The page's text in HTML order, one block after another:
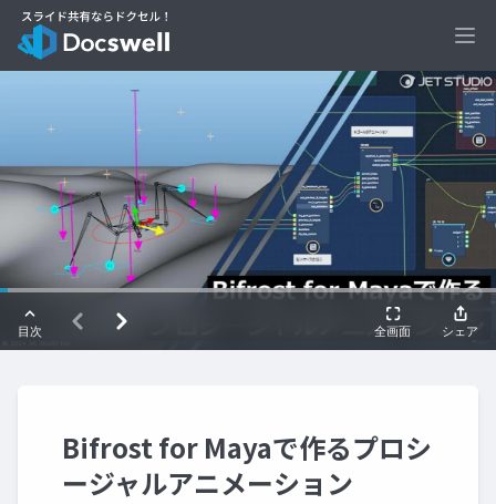
Bifrost for Mayaで作るプロシ
ージャルアニメーション